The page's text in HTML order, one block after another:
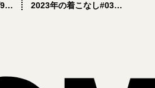
選
2023年の着こなし#03】